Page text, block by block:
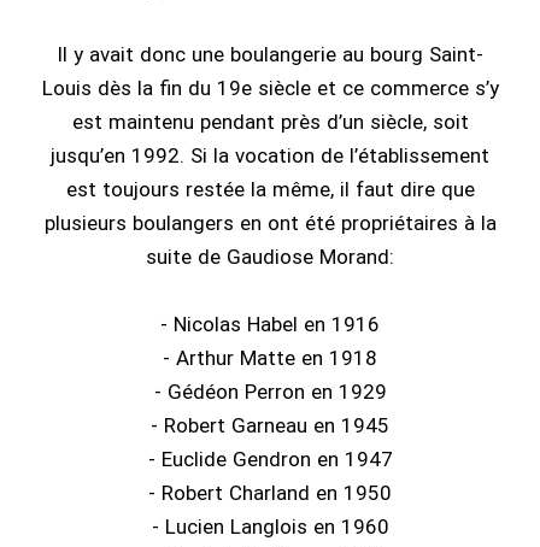
Il y avait donc une boulangerie au bourg Saint-
Louis dès la fin du 19e siècle et ce commerce s’y
est maintenu pendant près d’un siècle, soit
jusqu’en 1992. Si la vocation de l’établissement
est toujours restée la même, il faut dire que
plusieurs boulangers en ont été propriétaires à la
suite de Gaudiose Morand:
- Nicolas Habel en 1916
- Arthur Matte en 1918
- Gédéon Perron en 1929
- Robert Garneau en 1945
- Euclide Gendron en 1947
- Robert Charland en 1950
- Lucien Langlois en 1960